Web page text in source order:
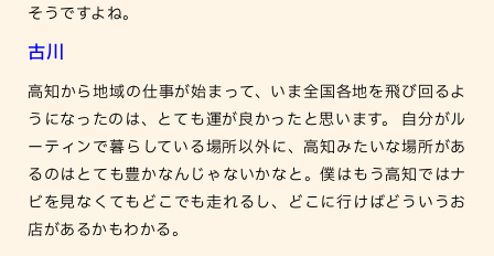
そうですよね。
古川
高知から地域の仕事が始まって、いま全国各地を飛び回るよ
うになったのは、とても運が良かったと思います。 自分がル
ーティンで暮らしている場所以外に、高知みたいな場所があ
るのはとても豊かなんじゃないかなと。僕はもう高知ではナ
ビを見なくてもどこでも走れるし、どこに行けばどういうお
店があるかもわかる。